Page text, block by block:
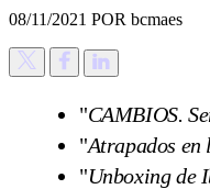
08/11/2021 POR bcmaes
"CAMBIOS.
"Atrapados en
"Unboxing de